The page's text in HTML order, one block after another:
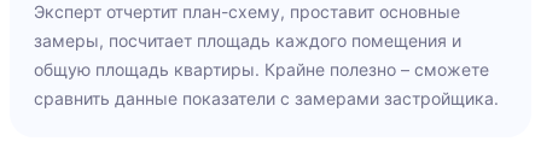
Эксперт отчертит план-схему, проставит основные
замеры, посчитает площадь каждого помещения и
общую площадь квартиры. Крайне полезно – сможете
сравнить данные показатели с замерами застройщика.